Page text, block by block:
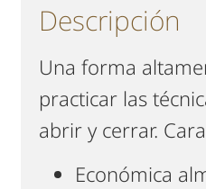
Descripción
Una forma
practicar las
abrir y cerrar.
Económica